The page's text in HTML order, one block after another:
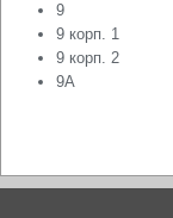
9
9 корп. 1
9 корп. 2
9А